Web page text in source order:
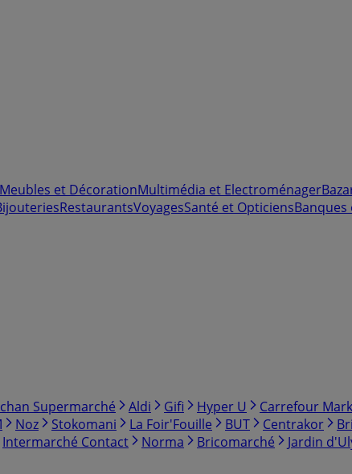
Meubles et DécorationMultimédia et Electroménager
RestaurantsVoyagesSanté et OpticiensBanques
Supermarché Aldi Gifi Hyper U Carrefour
Noz Stokomani La Foir'Fouille BUT Centrakor
Intermarché Contact Norma Bricomarché Jardin